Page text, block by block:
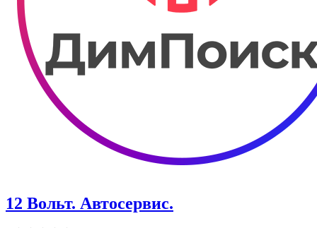
12 Вольт. Автосервис.